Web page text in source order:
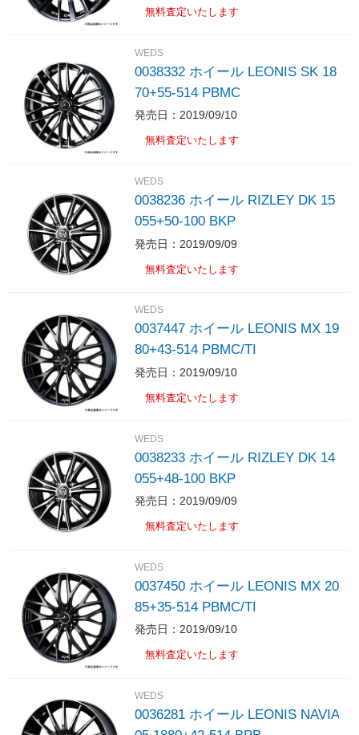
無料査定いたします
WEDS
0038332 ホイール LEONIS SK 18
70+55-514 PBMC
発売日：2019/09/10
無料査定いたします
WEDS
0038236 ホイール RIZLEY DK 15
055+50-100 BKP
発売日：2019/09/09
無料査定いたします
WEDS
0037447 ホイール LEONIS MX 19
80+43-514 PBMC/TI
発売日：2019/09/10
無料査定いたします
WEDS
0038233 ホイール RIZLEY DK 14
055+48-100 BKP
発売日：2019/09/09
無料査定いたします
WEDS
0037450 ホイール LEONIS MX 20
85+35-514 PBMC/TI
発売日：2019/09/10
無料査定いたします
WEDS
0036281 ホイール LEONIS NAVIA